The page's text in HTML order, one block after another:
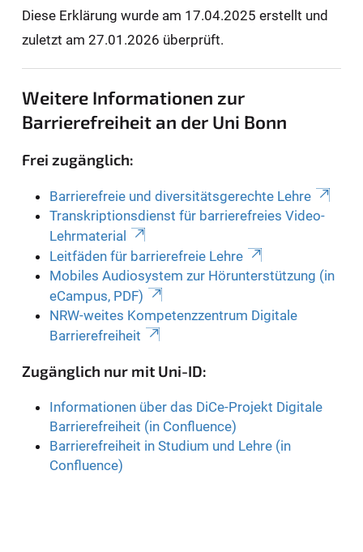
Diese Erklärung wurde am 17.04.2025 erstellt und
zuletzt am 27.01.2026 überprüft.
Weitere Informationen zur
Barrierefreiheit an der Uni Bonn
Frei zugänglich:
Barrierefreie und diversitätsgerechte Lehre
Transkriptionsdienst für barrierefreies Video-
Lehrmaterial
Leitfäden für barrierefreie Lehre
Mobiles Audiosystem zur Hörunterstützung (in
eCampus, PDF)
NRW-weites Kompetenzzentrum Digitale
Barrierefreiheit
Zugänglich nur mit Uni-ID:
Informationen über das DiCe-Projekt Digitale
Barrierefreiheit (in Confluence)
Barrierefreiheit in Studium und Lehre (in
Confluence)